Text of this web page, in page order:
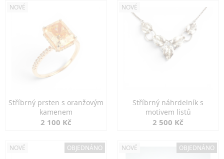
NOVÉ
Stříbrný prsten s oranžovým
kamenem
2 100 Kč
NOVÉ
Stříbrný náhrdelník s
motivem listů
2 500 Kč
NOVÉ OBJEDNÁNO NOVÉ OBJEDNÁNO